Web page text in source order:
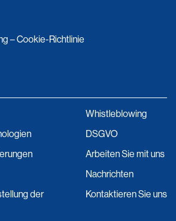
–Cookie-Richtlinie
der
Whistleblowing
DSGVO
Arbeiten Sie mit uns
Nachrichten
Kontaktieren Sie uns